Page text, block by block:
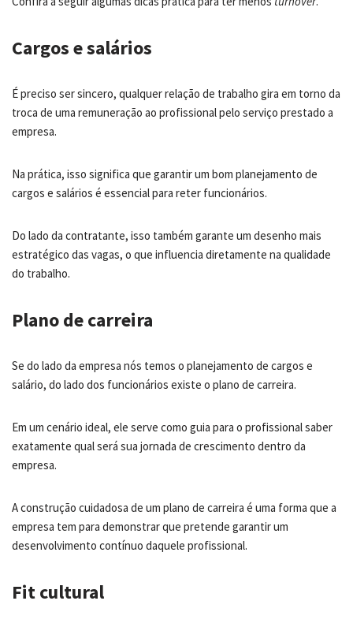
Cargos e salários
É preciso ser sincero, qualquer relação de trabalho gira em torno da
troca de uma remuneração ao profissional pelo serviço prestado a
empresa.
Na prática, isso significa que garantir um bom planejamento de
cargos e salários é essencial para reter funcionários.
Do lado da contratante, isso também garante um desenho mais
estratégico das vagas, o que influencia diretamente na qualidade
do trabalho.
Plano de carreira
Se do lado da empresa nós temos o planejamento de cargos e
salário, do lado dos funcionários existe o plano de carreira.
Em um cenário ideal, ele serve como guia para o profissional saber
exatamente qual será sua jornada de crescimento dentro da
empresa.
A construção cuidadosa de um plano de carreira é uma forma que a
empresa tem para demonstrar que pretende garantir um
desenvolvimento contínuo daquele profissional.
Fit cultural